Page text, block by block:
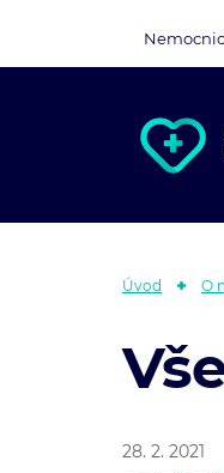
Úvod O
28. 2. 2021